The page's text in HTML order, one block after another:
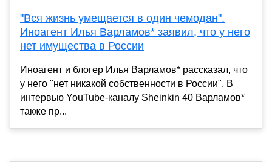
"Вся жизнь умещается в один чемодан".
Иноагент Илья Варламов* заявил, что у него
нет имущества в России
Иноагент и блогер Илья Варламов* рассказал, что
у него "нет никакой собственности в России". В
интервью YouTube‑каналу Sheinkin 40 Варламов*
также пр...